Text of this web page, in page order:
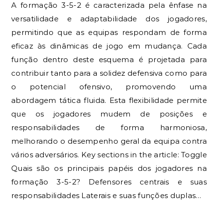
A formação 3-5-2 é caracterizada pela ênfase na
versatilidade e adaptabilidade dos jogadores,
permitindo que as equipas respondam de forma
eficaz às dinâmicas de jogo em mudança. Cada
função dentro deste esquema é projetada para
contribuir tanto para a solidez defensiva como para
o potencial ofensivo, promovendo uma
abordagem tática fluida. Esta flexibilidade permite
que os jogadores mudem de posições e
responsabilidades de forma harmoniosa,
melhorando o desempenho geral da equipa contra
vários adversários. Key sections in the article: Toggle
Quais são os principais papéis dos jogadores na
formação 3-5-2? Defensores centrais e suas
responsabilidades Laterais e suas funções duplas…